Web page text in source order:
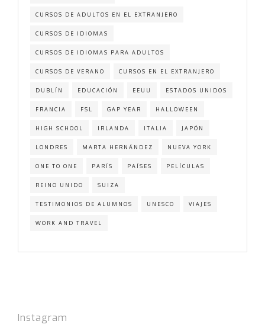
CURSOS DE ADULTOS EN EL EXTRANJERO
CURSOS DE IDIOMAS
CURSOS DE IDIOMAS PARA ADULTOS
CURSOS DE VERANO CURSOS EN EL EXTRANJERO
DUBLÍN EDUCACIÓN EEUU ESTADOS UNIDOS
FRANCIA FSL GAP YEAR HALLOWEEN
HIGH SCHOOL IRLANDA ITALIA JAPÓN
LONDRES MARTA HERNÁNDEZ NUEVA YORK
ONE TO ONE PARÍS PAÍSES PELÍCULAS
REINO UNIDO SUIZA
TESTIMONIOS DE ALUMNOS UNESCO VIAJES
WORK AND TRAVEL
Instagram